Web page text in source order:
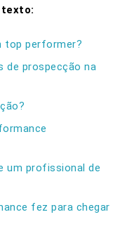
texto:
top performer?
de prospecção na
um profissional de
fez para chegar